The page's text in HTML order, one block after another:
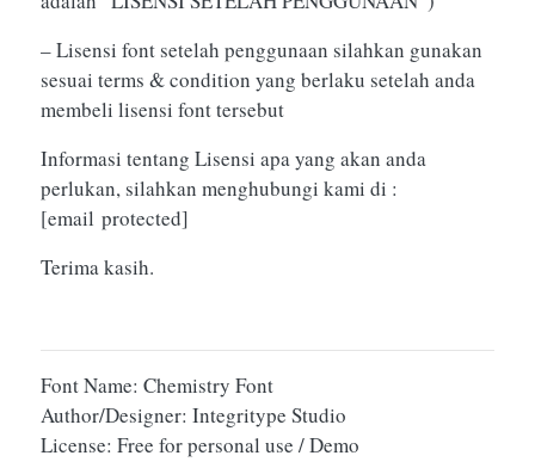
– Lisensi font setelah penggunaan silahkan gunakan
sesuai terms & condition yang berlaku setelah anda
membeli lisensi font tersebut
Informasi tentang Lisensi apa yang akan anda
perlukan, silahkan menghubungi kami di :
[email protected]
Terima kasih.
Font Name: Chemistry Font
Author/Designer: Integritype Studio
License: Free for personal use / Demo